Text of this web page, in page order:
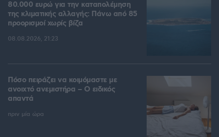
80.000 ευρώ για την καταπολέμηση
της κλιματικής αλλαγής: Πάνω από 85
προορισμοί χωρίς βίζα
08.08.2026, 21:23
Πόσο πειράζει να κοιμόμαστε με
ανοιχτό ανεμιστήρα – Ο ειδικός
απαντά
πριν μία ώρα